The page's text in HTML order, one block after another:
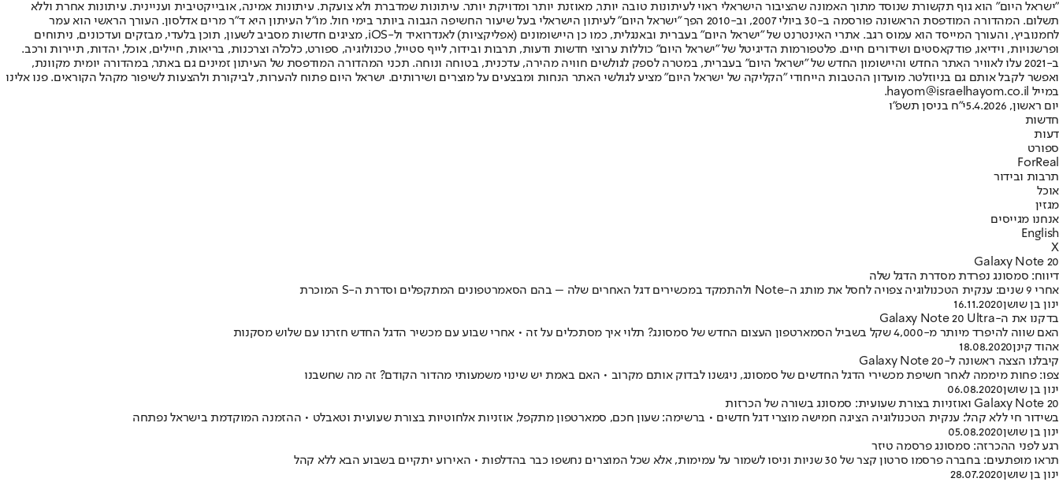
"ישראל היום" הוא גוף תקשורת שנוסד מתוך האמונה שהציבור הישראלי ראוי לעיתונות טובה יותר, מאוזנת יותר ומדויקת יותר. עיתונות שמדברת ולא צועקת. עיתונות אמינה, אובייקטיבית ועניינית. עיתונות אחרת וללא
תשלום. המהדורה המודפסת הראשונה פורסמה ב-30 ביולי 2007, וב-2010 הפך "ישראל היום" לעיתון הישראלי בעל שיעור החשיפה הגבוה ביותר בימי חול. מו"ל העיתון היא ד"ר מרים אדלסון. העורך הראשי הוא עמר
לחמנוביץ, והעורך המייסד הוא עמוס רגב. אתרי האינטרנט של "ישראל היום" בעברית ובאנגלית, כמו כן היישומונים (אפליקציות) לאנדרואיד ול-iOS, מציגים חדשות מסביב לשעון, תוכן בלעדי, מבזקים ועדכונים, ניתוחים
ופרשנויות, וידיאו, פודקאסטים ושידורים חיים. פלטפורמות הדיגיטל של "ישראל היום" כוללות ערוצי חדשות ודעות, תרבות ובידור, לייף סטייל, טכנולוגיה, ספורט, כלכלה וצרכנות, בריאות, חיילים, אוכל, יהדות, תיירות ורכב.
ב-2021 עלו לאוויר האתר החדש והיישומון החדש של "ישראל היום" בעברית, במטרה לספק לגולשים חוויה מהירה, עדכנית, בטוחה ונוחה. תכני המהדורה המודפסת של העיתון זמינים גם באתר, במהדורה יומית מקוונת,
ואפשר לקבל אותם גם בניוזלטר. מועדון ההטבות הייחודי "הקליקה של ישראל היום" מציע לגולשי האתר הנחות ומבצעים על מוצרים ושירותים. ישראל היום פתוח להערות, לביקורת ולהצעות לשיפור מקהל הקוראים. פנו אלינו
במייל hayom@israelhayom.co.il.
יום ראשון, 5.4.2026
י"ח בניסן תשפ"ו
חדשות
דעות
ספורט
ForReal
תרבות ובידור
אוכל
מגזין
אנחנו מגייסים
English
X
Galaxy Note 20
דיווח: סמסונג נפרדת מסדרת הדגל שלה
אחרי 9 שנים: ענקית הטכנולוגיה צפויה לחסל את מותג ה-Note ולהתמקד במכשירים דגל האחרים שלה – בהם הסאמרטפונים המתקפלים וסדרת ה-S המוכרת
ינון בן שושן16.11.2020
בדקנו את ה-Galaxy Note 20 Ultra
האם שווה להיפרד מיותר מ-4,000 שקל בשביל הסמארטפון העצום החדש של סמסונג? תלוי איך מסתכלים על זה • אחרי שבוע עם מכשיר הדגל החדש חזרנו עם שלוש מסקנות
אהוד קינן18.08.2020
קיבלנו הצצה ראשונה ל-Galaxy Note 20
צפו: פחות מיממה לאחר חשיפת מכשירי הדגל החדשים של סמסונג, ניגשנו לבדוק אותם מקרוב • האם באמת יש שינוי משמעותי מהדור הקודם? זה מה שחשבנו
ינון בן שושן06.08.2020
Galaxy Note 20 ואוזניות בצורת שעועית: סמסונג בשורה של הכרזות
בשידור חי ללא קהל: ענקית הטכנולוגיה הציגה חמישה מוצרי דגל חדשים • ברשימה: שעון חכם, סמארטפון מתקפל, אוזניות אלחוטיות בצורת שעועית וטאבלט • ההזמנה המוקדמת בישראל נפתחה
ינון בן שושן05.08.2020
רגע לפני ההכרזה: סמסונג פרסמה טיזר
תראו מופתעים: בחברה פרסמו סרטון קצר של 30 שניות וניסו לשמור על עמימות, אלא שכל המוצרים נחשפו כבר בהדלפות • האירוע יתקיים בשבוע הבא ללא קהל
ינון בן שושן28.07.2020